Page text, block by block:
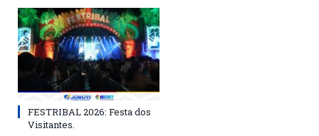
FESTRIBAL 2026: Festa dos
Visitantes.